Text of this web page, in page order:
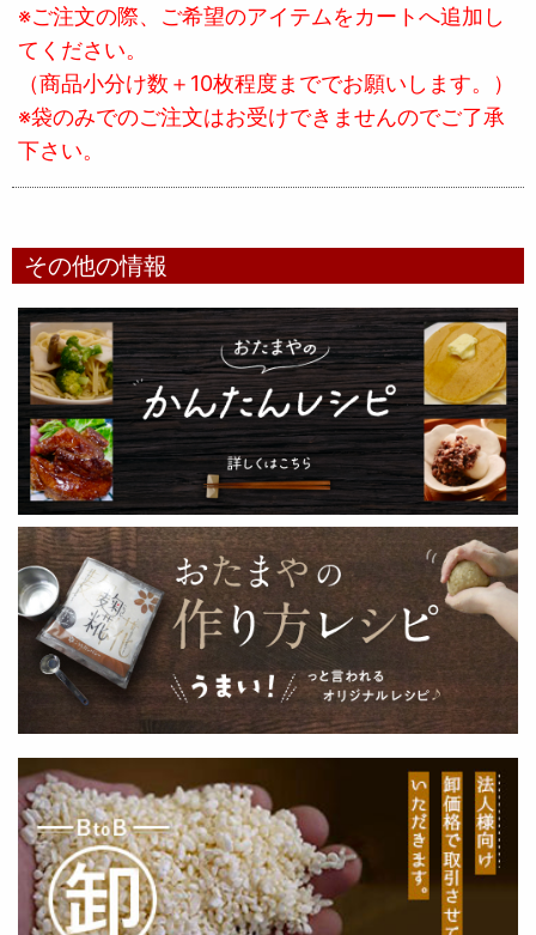
※ご注文の際、ご希望のアイテムをカートへ追加し
てください。
（商品小分け数＋10枚程度まででお願いします。）
※袋のみでのご注文はお受けできませんのでご了承
下さい。
その他の情報